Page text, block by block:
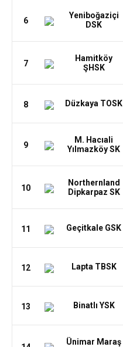
6
Yeniboğaziçi
DSK
7
Hamitköy
ŞHSK
8 Düzkaya TOSK
9
M. Hacıali
Yılmazköy SK
10
Northernland
Dipkarpaz SK
11 Geçitkale GSK
12 Lapta TBSK
13 Binatlı YSK
Ünimar Maraş